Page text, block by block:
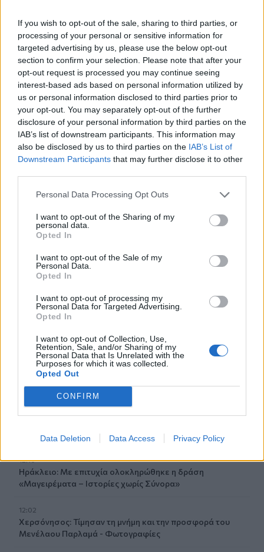
If you wish to opt-out of the sale, sharing to third parties, or
processing of your personal or sensitive information for
targeted advertising by us, please use the below opt-out
section to confirm your selection. Please note that after your
opt-out request is processed you may continue seeing
interest-based ads based on personal information utilized by
us or personal information disclosed to third parties prior to
your opt-out. You may separately opt-out of the further
disclosure of your personal information by third parties on the
IAB’s list of downstream participants. This information may
also be disclosed by us to third parties on the IAB’s List of
Downstream Participants that may further disclose it to other
Personal Data Processing Opt Outs
I want to opt-out of the Sharing of my
personal data.
Opted In
I want to opt-out of the Sale of my
Personal Data.
Opted In
I want to opt-out of processing my
Personal Data for Targeted Advertising.
Opted In
I want to opt-out of Collection, Use,
Retention, Sale, and/or Sharing of my
Personal Data that Is Unrelated with the
Purposes for which it was collected.
Opted Out
CONFIRM
Data Deletion Data Access Privacy Policy
Περιφέρεια Κρήτης: Μισό εκατομ. ευρώ για έργα οδικής
ασφάλειας
12:56
Έρχονται νέες προσλήψεις στο Λιμενικό - "Ενισχύσαμε
ήδη την Κρήτη" λέει ο Κικίλιας
12:49
Αφροδίτη Νέστορα: Η σπαρακτική ανάρτηση για τη
μητέρα της που χάθηκε στην εμπρηστική επίθεση
12:42
Κικίλιας: «Έρχονται 420 νέες προσλήψεις στο Λιμενικό
Σώμα»
Νέο ρεκόρ για την "Οδύσσεια" - Η πιο επιτυχημένη ταινία
του Νόλαν
Φωτιά στον Κουβαρά: Καλύτερη η εικόνα, συνεχίζεται η
«Ακούμε, Τρώμε και Πίνουμε Κρητικά»: Τα πανηγύρια
12:17
«με αφοσίωση, ήθος και ανιδιοτέλεια»
12:10
Ηράκλειο: Με επιτυχία ολοκληρώθηκε η δράση
«Μαγειρέματα – Ιστορίες χωρίς Σύνορα»
12:02
Χερσόνησος: Τίμησαν τη μνήμη και την προσφορά του
Μενέλαου Παρλαμά - Φωτογραφίες